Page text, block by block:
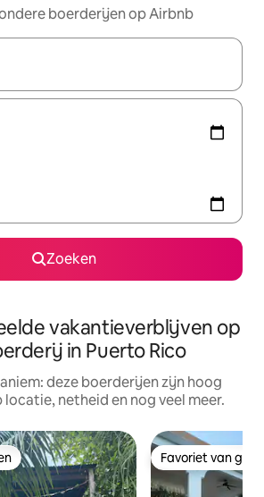
boerderijen op Airbnb
beschikbaar zijn, maak je een keuze
Zoeken
vakantieverblijven op
in Puerto Rico
deze boerderijen zijn hoog
netheid en nog veel meer.
Favoriet van
Favoriet van